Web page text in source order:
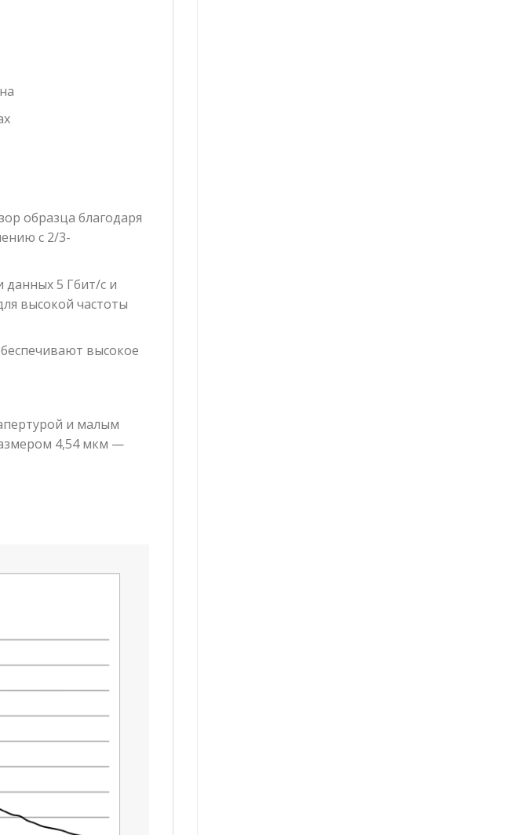
образца благодаря
с 2/3-
данных 5 Гбит/с и
высокой частоты
высокое
и малым
4,54 мкм —